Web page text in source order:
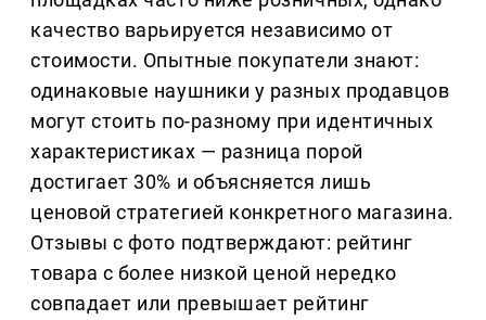
качество варьируется независимо от
стоимости. Опытные покупатели знают:
одинаковые наушники у разных продавцов
могут стоить по-разному при идентичных
характеристиках — разница порой
достигает 30% и объясняется лишь
ценовой стратегией конкретного магазина.
Отзывы с фото подтверждают: рейтинг
товара с более низкой ценой нередко
совпадает или превышает рейтинг